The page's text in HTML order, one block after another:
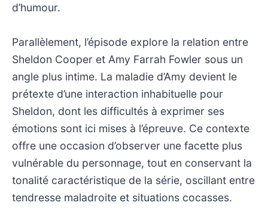
d’humour.
Parallèlement, l’épisode explore la relation entre
Sheldon Cooper et Amy Farrah Fowler sous un
angle plus intime. La maladie d’Amy devient le
prétexte d’une interaction inhabituelle pour
Sheldon, dont les difficultés à exprimer ses
émotions sont ici mises à l’épreuve. Ce contexte
offre une occasion d’observer une facette plus
vulnérable du personnage, tout en conservant la
tonalité caractéristique de la série, oscillant entre
tendresse maladroite et situations cocasses.